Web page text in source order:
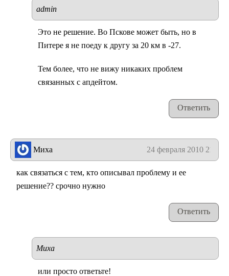
admin
Это не решение. Во Пскове может быть, но в
Питере я не поеду к другу за 20 км в -27.
Тем более, что не вижу никаких проблем
связанных с апдейтом.
Ответить
Миха 24 февраля 2010 21:59
как связаться с тем, кто описывал проблему и ее
решение?? срочно нужно
Ответить
Миха
или просто ответьте!